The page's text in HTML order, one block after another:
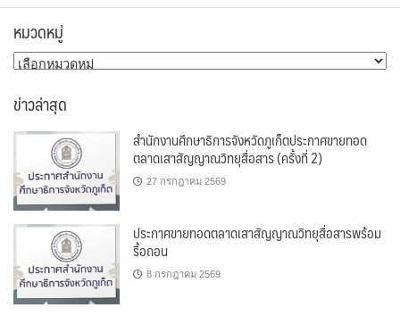
หมวดหมู่
หมวด
ข่าวล่าสุด
สำนักงานศึกษาธิการจังหวัดภูเก็ตประกาศขายทอด
ตลาดเสาสัญญาณวิทยุสื่อสาร (ครั้งที่ 2)
27 กรกฎาคม 2569
ประกาศขายทอดตลาดเสาสัญญาณวิทยุสื่อสารพร้อม
รื้อถอน
8 กรกฎาคม 2569